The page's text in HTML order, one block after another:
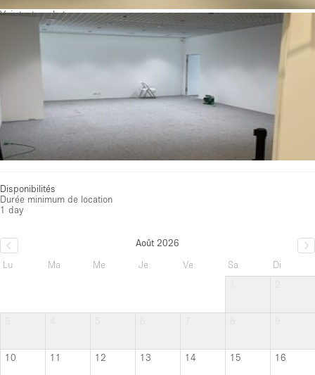
Voir toutes photos
Disponibilités
Durée minimum de location
1 day
Août 2026
Lu
Ma Me Je Ve Sa
Di
10 11 12 13 14 15 16